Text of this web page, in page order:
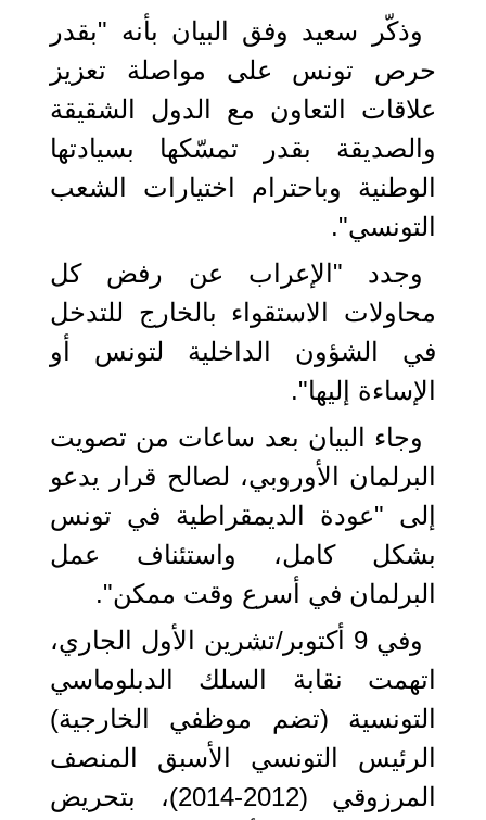
وذكّر سعيد وفق البيان بأنه "بقدر
حرص تونس على مواصلة تعزيز
علاقات التعاون مع الدول الشقيقة
والصديقة بقدر تمسّكها بسيادتها
الوطنية وباحترام اختيارات الشعب
التونسي".
وجدد "الإعراب عن رفض كل
محاولات الاستقواء بالخارج للتدخل
في الشؤون الداخلية لتونس أو
الإساءة إليها".
وجاء البيان بعد ساعات من تصويت
البرلمان الأوروبي، لصالح قرار يدعو
إلى "عودة الديمقراطية في تونس
بشكل كامل، واستئناف عمل
البرلمان في أسرع وقت ممكن".
وفي 9 أكتوبر/تشرين الأول الجاري،
اتهمت نقابة السلك الدبلوماسي
التونسية (تضم موظفي الخارجية)
الرئيس التونسي الأسبق المنصف
المرزوقي (2012-2014)، بتحريض